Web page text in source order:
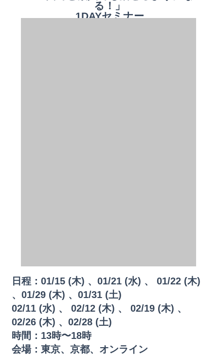
る！」
1DAYセミナー
日程：01/15 (木) 、01/21 (水) 、 01/22 (木)
、01/29 (木) 、01/31 (土)
02/11 (水) 、 02/12 (木) 、 02/19 (木) 、
02/26 (木) 、02/28 (土)
時間：13時〜18時
会場：東京、京都、オンライン